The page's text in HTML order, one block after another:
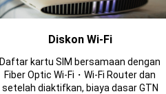
Diskon Wi-Fi
Daftar kartu SIM bersamaan dengan
Fiber Optic Wi-Fi・Wi-Fi Router dan
setelah diaktifkan, biaya dasar GTN